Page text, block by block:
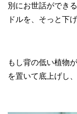
別にお世話ができ
ドルを、そっと下
もし背の低い植物
を置いて底上げし